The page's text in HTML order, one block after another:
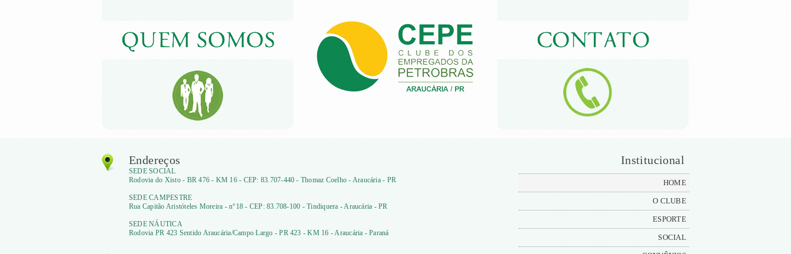
Endereços
SEDE SOCIAL
Rodovia do Xisto - BR 476 - KM 16 - CEP: 83.707-440 - Thomaz Coelho - Araucária - PR
SEDE CAMPESTRE
Rua Capitão Aristóteles Moreira - n°18 - CEP: 83.708-100 - Tindiquera - Araucária - PR
SEDE NÁUTICA
Rodovia PR 423 Sentido Araucária/Campo Largo - PR 423 - KM 16 - Araucária - Paraná
Institucional
HOME
O CLUBE
ESPORTE
SOCIAL